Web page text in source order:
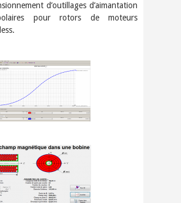
d’outillages d’aimantation
pour rotors de moteurs